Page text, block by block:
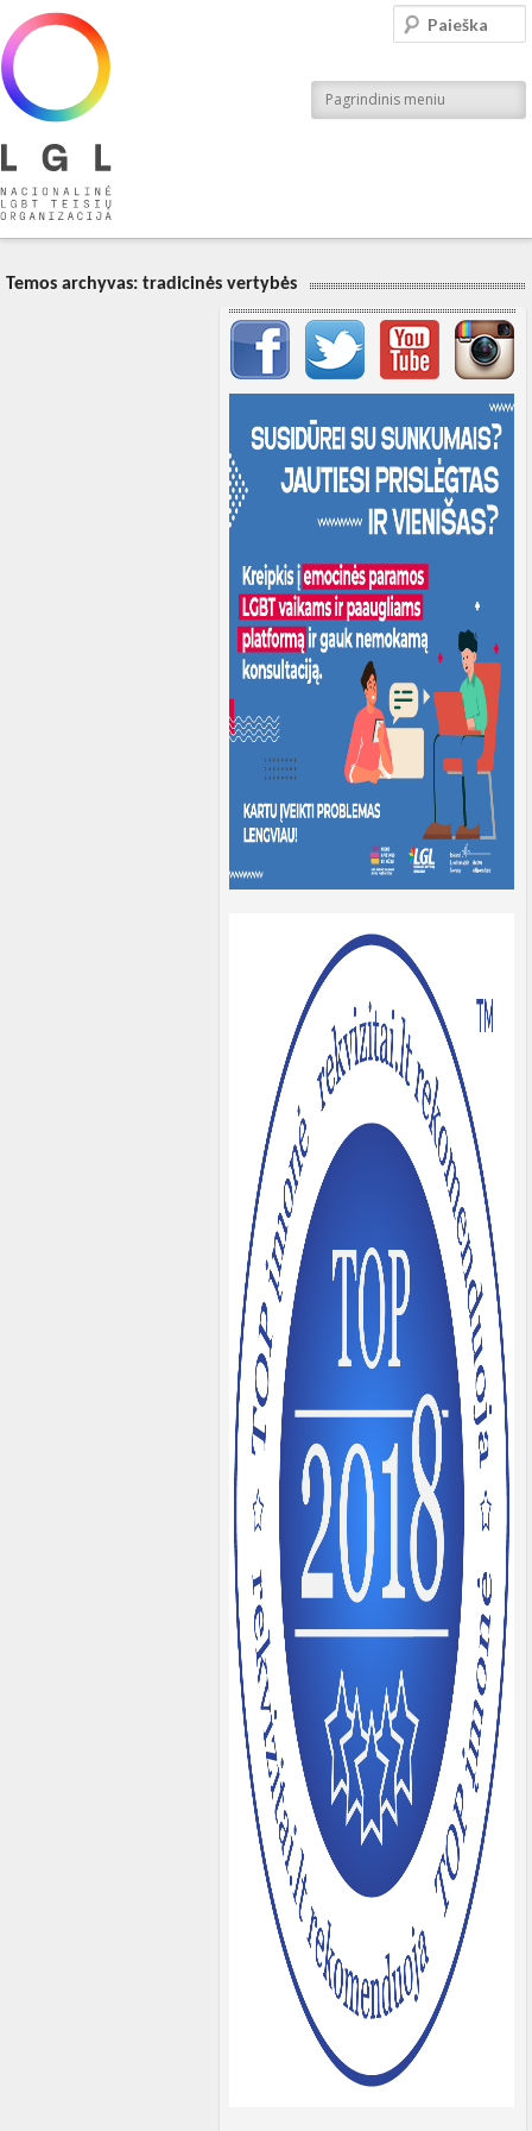
Nacionalinė LGBT teisių organizacija
Pagrindinis meniu
Paieška
Temos archyvas: tradicinės vertybės
Svarbių įrašų meniu